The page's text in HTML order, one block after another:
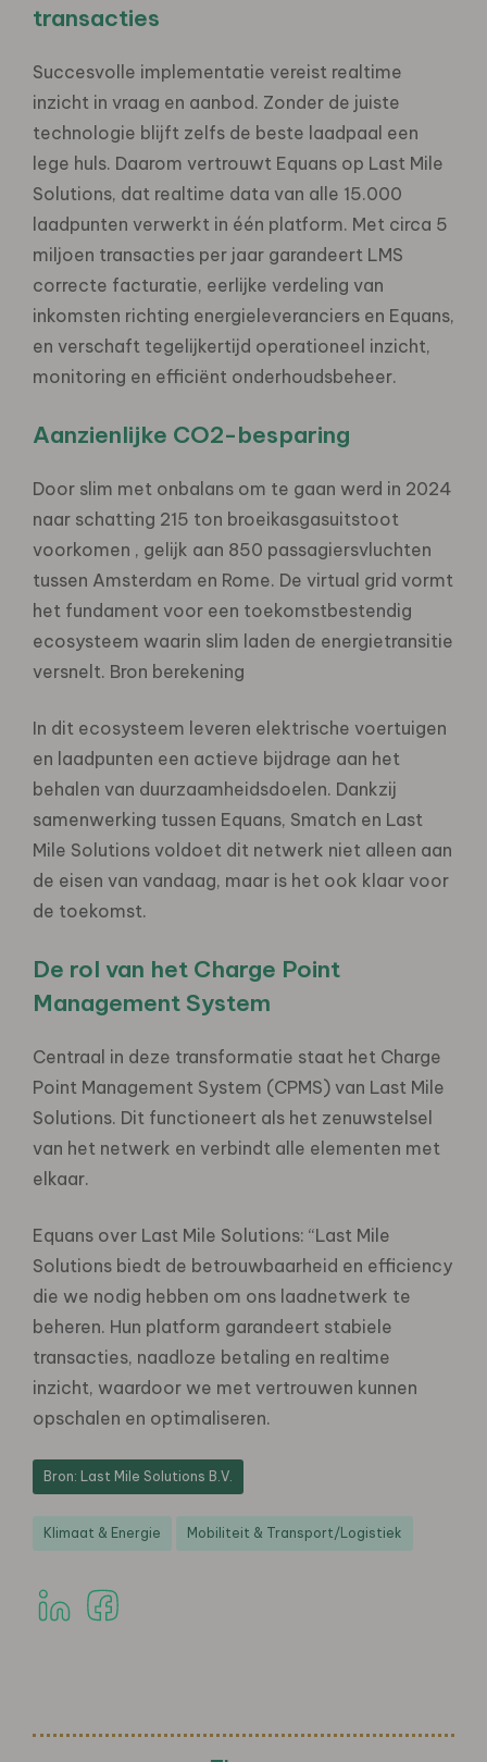
transacties
Succesvolle implementatie vereist realtime
inzicht in vraag en aanbod. Zonder de juiste
technologie blijft zelfs de beste laadpaal een
lege huls. Daarom vertrouwt Equans op Last Mile
Solutions, dat realtime data van alle 15.000
laadpunten verwerkt in één platform. Met circa 5
miljoen transacties per jaar garandeert LMS
correcte facturatie, eerlijke verdeling van
inkomsten richting energieleveranciers en Equans,
en verschaft tegelijkertijd operationeel inzicht,
monitoring en efficiënt onderhoudsbeheer.
Aanzienlijke CO2-besparing
Door slim met onbalans om te gaan werd in 2024
naar schatting 215 ton broeikasgasuitstoot
voorkomen , gelijk aan 850 passagiersvluchten
tussen Amsterdam en Rome. De virtual grid vormt
het fundament voor een toekomstbestendig
ecosysteem waarin slim laden de energietransitie
versnelt. Bron berekening
In dit ecosysteem leveren elektrische voertuigen
en laadpunten een actieve bijdrage aan het
behalen van duurzaamheidsdoelen. Dankzij
samenwerking tussen Equans, Smatch en Last
Mile Solutions voldoet dit netwerk niet alleen aan
de eisen van vandaag, maar is het ook klaar voor
de toekomst.
De rol van het Charge Point
Management System
Centraal in deze transformatie staat het Charge
Point Management System (CPMS) van Last Mile
Solutions. Dit functioneert als het zenuwstelsel
van het netwerk en verbindt alle elementen met
elkaar.
Equans over Last Mile Solutions: “Last Mile
Solutions biedt de betrouwbaarheid en efficiency
die we nodig hebben om ons laadnetwerk te
beheren. Hun platform garandeert stabiele
transacties, naadloze betaling en realtime
inzicht, waardoor we met vertrouwen kunnen
opschalen en optimaliseren.
Bron: Last Mile Solutions B.V.
Klimaat & Energie Mobiliteit & Transport/Logistiek